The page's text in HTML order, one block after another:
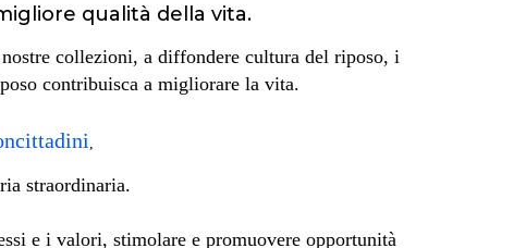
qualità della vita.
collezioni, a diffondere cultura del riposo, i
contribuisca a migliorare la vita.
,
straordinaria.
e i valori, stimolare e promuovere opportunità